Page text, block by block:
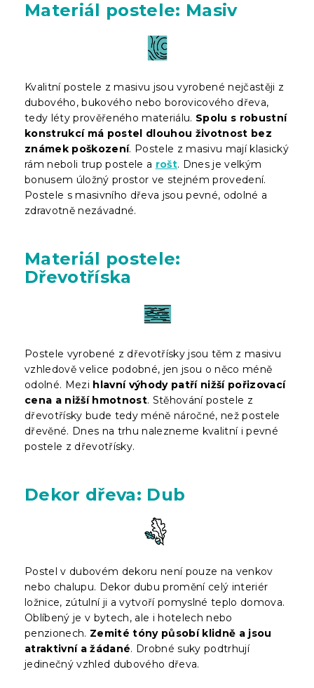
Materiál postele: Masiv
Kvalitní postele z masivu jsou vyrobené nejčastěji z
dubového, bukového nebo borovicového dřeva,
tedy léty prověřeného materiálu. Spolu s robustní
konstrukcí má postel dlouhou životnost bez
známek poškození. Postele z masivu mají klasický
rám neboli trup postele a rošt. Dnes je velkým
bonusem úložný prostor ve stejném provedení.
Postele s masivního dřeva jsou pevné, odolné a
zdravotně nezávadné.
Materiál postele:
Dřevotříska
Postele vyrobené z dřevotřísky jsou těm z masivu
vzhledově velice podobné, jen jsou o něco méně
odolné. Mezi hlavní výhody patří nižší pořizovací
cena a nižší hmotnost. Stěhování postele z
dřevotřísky bude tedy méně náročné, než postele
dřevěné. Dnes na trhu nalezneme kvalitní i pevné
postele z dřevotřísky.
Dekor dřeva: Dub
Postel v dubovém dekoru není pouze na venkov
nebo chalupu. Dekor dubu promění celý interiér
ložnice, zútulní ji a vytvoří pomyslné teplo domova.
Oblíbený je v bytech, ale i hotelech nebo
penzionech. Zemité tóny působí klidně a jsou
atraktivní a žádané. Drobné suky podtrhují
jedinečný vzhled dubového dřeva.